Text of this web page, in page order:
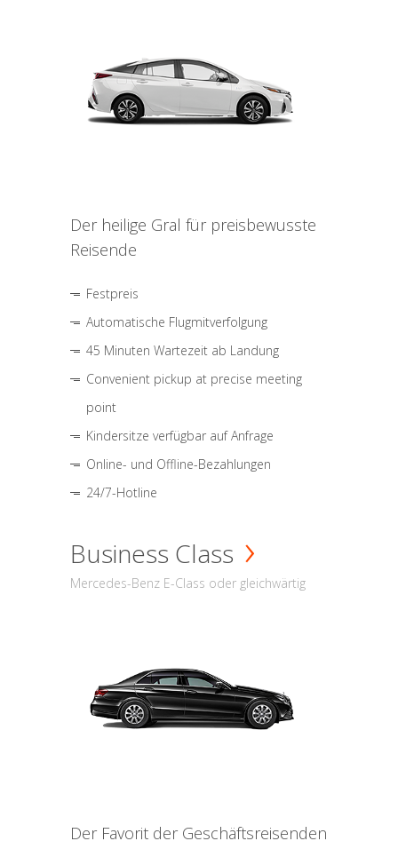
Der heilige Gral für preisbewusste
Reisende
Festpreis
Automatische Flugmitverfolgung
45 Minuten Wartezeit ab Landung
Convenient pickup at precise meeting
point
Kindersitze verfügbar auf Anfrage
Online- und Offline-Bezahlungen
24/7-Hotline
Business Class
Mercedes-Benz E-Class oder gleichwärtig
Der Favorit der Geschäftsreisenden